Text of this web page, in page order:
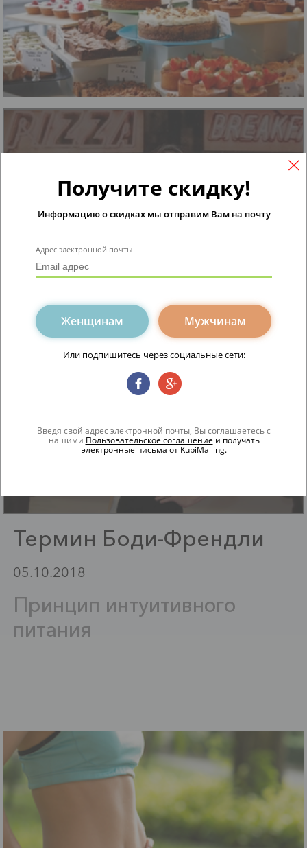
Мода
Обзор лучших осенних образов
Мода
Звездный стиль: Кейт
Бланшетт
Термин Боди-Френдли
05.10.2018
Принцип интуитивного
питания
Получите скидку!
Информацию о скидках мы отправим Вам на почту
Адрес электронной почты
Женщинам Мужчинам
Или подпишитесь через социальные сети:
Введя свой адрес электронной почты, Вы соглашаетесь с
нашими Пользовательское соглашение и получать
электронные письма от KupiMailing.